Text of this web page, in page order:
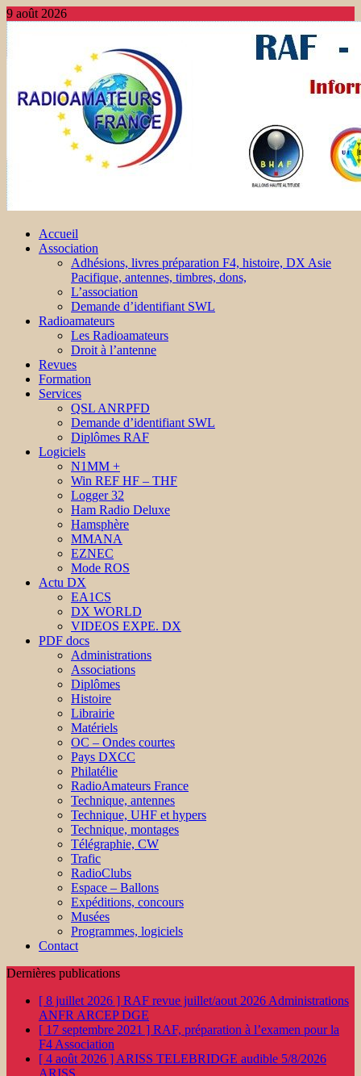
9 août 2026
Accueil
Association
Adhésions, livres préparation F4, histoire, DX Asie
Pacifique, antennes, timbres, dons,
L’association
Demande d’identifiant SWL
Radioamateurs
Les Radioamateurs
Droit à l’antenne
Revues
Formation
Services
QSL ANRPFD
Demande d’identifiant SWL
Diplômes RAF
Logiciels
N1MM +
Win REF HF – THF
Logger 32
Ham Radio Deluxe
Hamsphère
MMANA
EZNEC
Mode ROS
Actu DX
EA1CS
DX WORLD
VIDEOS EXPE. DX
PDF docs
Administrations
Associations
Diplômes
Histoire
Librairie
Matériels
OC – Ondes courtes
Pays DXCC
Philatélie
RadioAmateurs France
Technique, antennes
Technique, UHF et hypers
Technique, montages
Télégraphie, CW
Trafic
RadioClubs
Espace – Ballons
Expéditions, concours
Musées
Programmes, logiciels
Contact
Dernières publications
[ 8 juillet 2026 ] RAF revue juillet/aout 2026 Administrations
ANFR ARCEP DGE
[ 17 septembre 2021 ] RAF, préparation à l’examen pour la
F4 Association
[ 4 août 2026 ] ARISS TELEBRIDGE audible 5/8/2026
ARISS